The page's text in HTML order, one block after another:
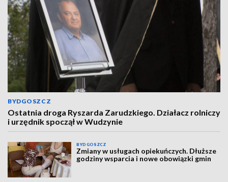
BYDGOSZCZ
Ostatnia droga Ryszarda Zarudzkiego. Działacz rolniczy
i urzędnik spoczął w Wudzynie
BYDGOSZCZ
Zmiany w usługach opiekuńczych. Dłuższe
godziny wsparcia i nowe obowiązki gmin